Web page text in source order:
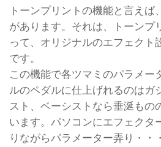
トーンプリントの機能と言えば
があります。それは、トーンプ
って、オリジナルのエフェクト
です。
この機能で各ツマミのパラメー
ルのペダルに仕上げれるのはガ
スト、ベーシストなら垂涎もの
います。パソコンにエフェクタ
りながらパラメーター弄り・・